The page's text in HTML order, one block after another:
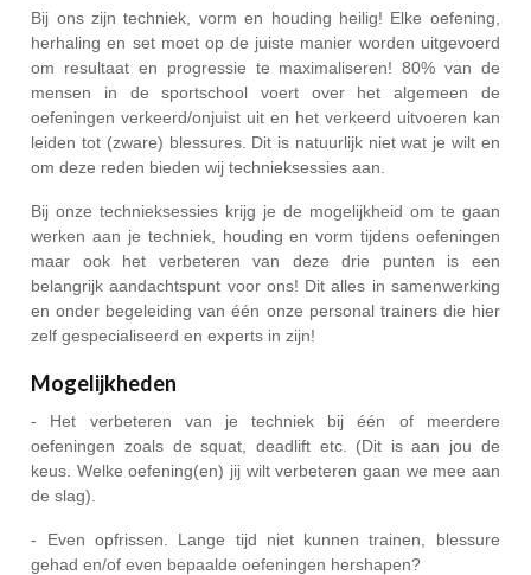
Bij ons zijn techniek, vorm en houding heilig! Elke oefening,
herhaling en set moet op de juiste manier worden uitgevoerd
om resultaat en progressie te maximaliseren! 80% van de
mensen in de sportschool voert over het algemeen de
oefeningen verkeerd/onjuist uit en het verkeerd uitvoeren kan
leiden tot (zware) blessures. Dit is natuurlijk niet wat je wilt en
om deze reden bieden wij technieksessies aan.
Bij onze technieksessies krijg je de mogelijkheid om te gaan
werken aan je techniek, houding en vorm tijdens oefeningen
maar ook het verbeteren van deze drie punten is een
belangrijk aandachtspunt voor ons! Dit alles in samenwerking
en onder begeleiding van één onze personal trainers die hier
zelf gespecialiseerd en experts in zijn!
Mogelijkheden
- Het verbeteren van je techniek bij één of meerdere
oefeningen zoals de squat, deadlift etc. (Dit is aan jou de
keus. Welke oefening(en) jij wilt verbeteren gaan we mee aan
de slag).
- Even opfrissen. Lange tijd niet kunnen trainen, blessure
gehad en/of even bepaalde oefeningen hershapen?